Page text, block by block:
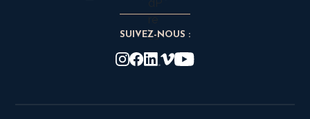
SUIVEZ-NOUS :